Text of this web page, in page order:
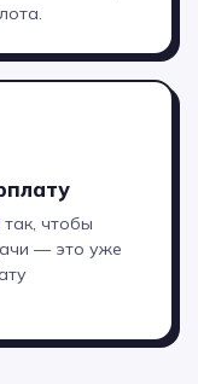
так, чтобы
— это уже